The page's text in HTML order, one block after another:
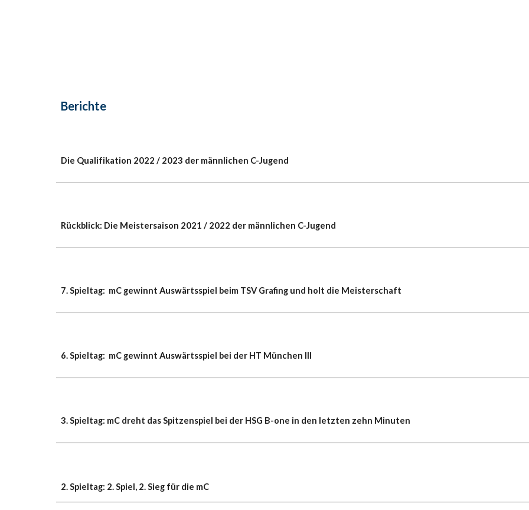
Berichte
Die Qualifikation 2022 / 2023 der männlichen C-Jugend
Rückblick: Die Meistersaison 2021 / 2022 der männlichen C-Jugend
7. Spieltag: mC gewinnt Auswärtsspiel beim TSV Grafing und holt die Meisterschaft
6. Spieltag: mC gewinnt Auswärtsspiel bei der HT München III
3.Spieltag: mC dreht das Spitzenspiel bei der HSG B-one in den letzten zehn Minuten
2.Spieltag: 2. Spiel, 2. Sieg für die mC